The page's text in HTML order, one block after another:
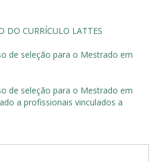
Univates
DO CURRÍCULO LATTES
de seleção para o Mestrado em
de seleção para o Mestrado em
a profissionais vinculados a